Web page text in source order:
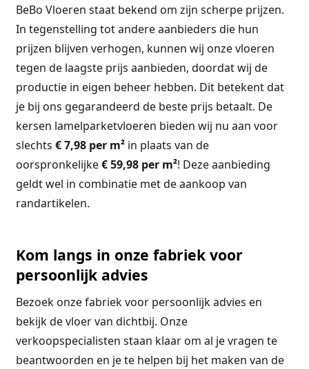
BeBo Vloeren staat bekend om zijn scherpe prijzen.
In tegenstelling tot andere aanbieders die hun
prijzen blijven verhogen, kunnen wij onze vloeren
tegen de laagste prijs aanbieden, doordat wij de
productie in eigen beheer hebben. Dit betekent dat
je bij ons gegarandeerd de beste prijs betaalt. De
kersen lamelparketvloeren bieden wij nu aan voor
slechts € 7,98 per m²in plaats van de
oorspronkelijke€ 59,98 per m²! Deze aanbieding
geldt wel in combinatie met de aankoop van
randartikelen.
Kom langs in onze fabriek voor
persoonlijk advies
Bezoek onze fabriek voor persoonlijk advies en
bekijk de vloer van dichtbij. Onze
verkoopspecialisten staan klaar om al je vragen te
beantwoorden en je te helpen bij het maken van de